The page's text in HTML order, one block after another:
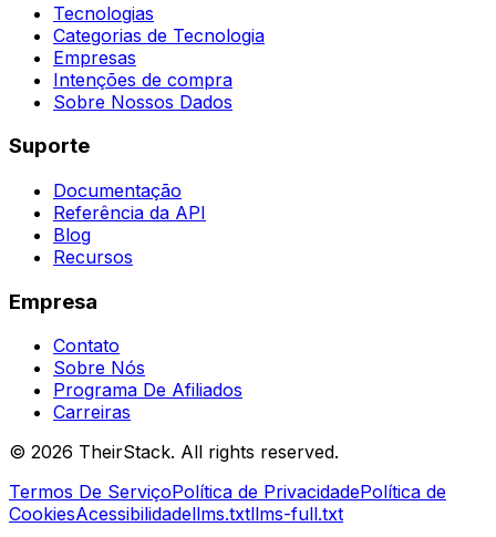
Tecnologias
Categorias de Tecnologia
Empresas
Intenções de compra
Sobre Nossos Dados
Suporte
Documentação
Referência da API
Blog
Recursos
Empresa
Contato
Sobre Nós
Programa De Afiliados
Carreiras
© 2026 TheirStack. All rights reserved.
Termos De ServiçoPolítica de PrivacidadePolítica de
CookiesAcessibilidadellms.txtllms-full.txt